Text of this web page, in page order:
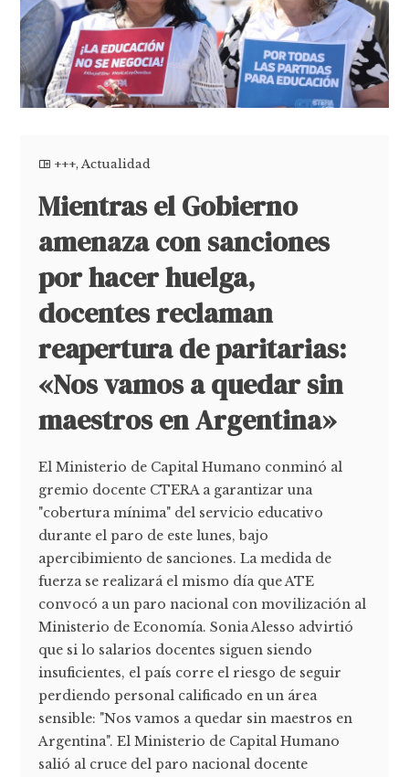
+++,Actualidad
Mientras el Gobierno
amenaza con sanciones
por hacer huelga,
docentes reclaman
reapertura de paritarias:
«Nos vamos a quedar sin
maestros en Argentina»
El Ministerio de Capital Humano conminó al
gremio docente CTERA a garantizar una
"cobertura mínima" del servicio educativo
durante el paro de este lunes, bajo
apercibimiento de sanciones. La medida de
fuerza se realizará el mismo día que ATE
convocó a un paro nacional con movilización al
Ministerio de Economía. Sonia Alesso advirtió
que si lo salarios docentes siguen siendo
insuficientes, el país corre el riesgo de seguir
perdiendo personal calificado en un área
sensible: "Nos vamos a quedar sin maestros en
Argentina". El Ministerio de Capital Humano
salió al cruce del paro nacional docente